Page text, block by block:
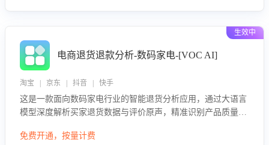
生效中
电商退货退款分析-数码家电-[VOC AI]
淘宝 | 京东 | 抖音 | 快手
这是一款面向数码家电行业的智能退货分析应用，通过大语言
模型深度解析买家退货数据与评价原声，精准识别产品质量、
议，通过挖掘用户痛点驱动产品迭代，从根本上降低退货率，
免费开通，按量计费